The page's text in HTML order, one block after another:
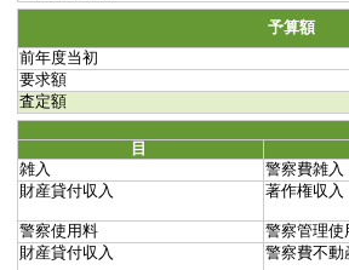
予算額
前年度当初
要求額
査定額
目
雑入
警察費雑入
財産貸付収入
著作権収入
警察使用料
警察管理使
財産貸付収入
警察費不動